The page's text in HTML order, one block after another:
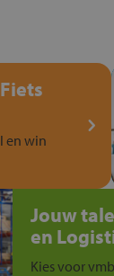
en win
Jouw
en
Kies voor